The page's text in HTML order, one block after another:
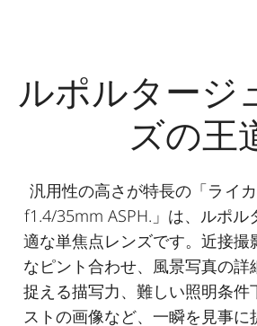
ルポルタージ
ズの王
汎用性の高さが特長の「ライ
f1.4/35mm ASPH.」は、ルポル
適な単焦点レンズです。近接撮
なピント合わせ、風景写真の詳
捉える描写力、難しい照明条件
ストの画像など、一瞬を見事